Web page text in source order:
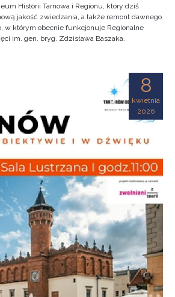
Historii Tarnowa i Regionu, który dziś
jakość zwiedzania, a także remont dawnego
w którym obecnie funkcjonuje Regionalne
im. gen. bryg. Zdzisława Baszaka.
8
kwietnia
2026